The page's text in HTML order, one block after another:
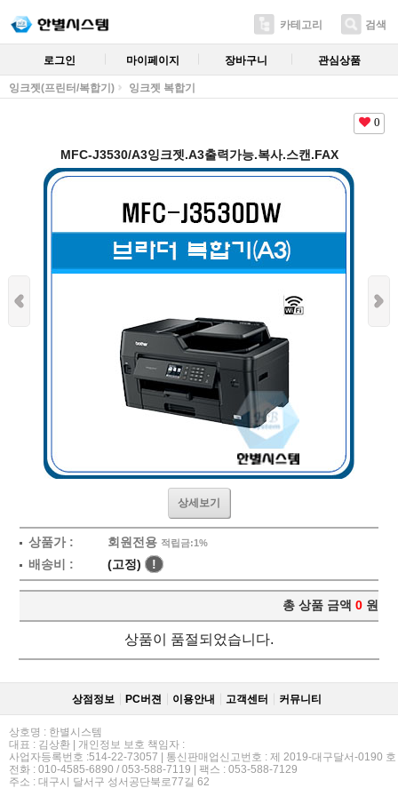
카테고리 검색
로그인 마이페이지 장바구니 관심상품
잉크젯(프린터/복합기) 잉크젯 복합기
0
MFC-J3530/A3잉크젯.A3출력가능.복사.스캔.FAX
상세보기
상품가 : 회원전용 적립금:1%
배송비 : (고정) !
총 상품 금액 0 원
상품이 품절되었습니다.
상점정보 PC버젼 이용안내 고객센터 커뮤니티
상호명 : 한별시스템
대표 : 김상환 | 개인정보 보호 책임자 :
사업자등록번호 :514-22-73057 | 통신판매업신고번호 : 제 2019-대구달서-0190 호
전화 : 010-4585-6890 / 053-588-7119 | 팩스 : 053-588-7129
주소 : 대구시 달서구 성서공단북로77길 62